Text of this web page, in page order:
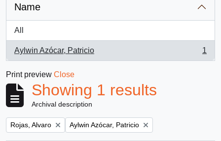
Name
All
Aylwin Azócar, Patricio
, 1 results
1
Print preview Close
Showing 1 results
Archival description
Remove filter:
Rojas, Alvaro Remove filter:
Aylwin Azócar, Patricio